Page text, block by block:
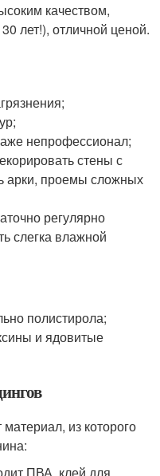
качеством,
лет!), отличной ценой.
непрофессионал;
стены с
арки, проемы сложных
регулярно
слегка влажной
полистирола;
и ядовитые
из которого